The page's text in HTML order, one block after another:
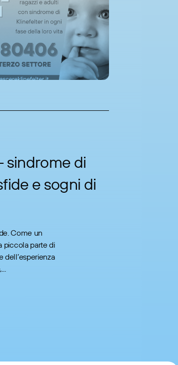
sindrome di
e sogni di
Come un
piccola parte di
dell’esperienza